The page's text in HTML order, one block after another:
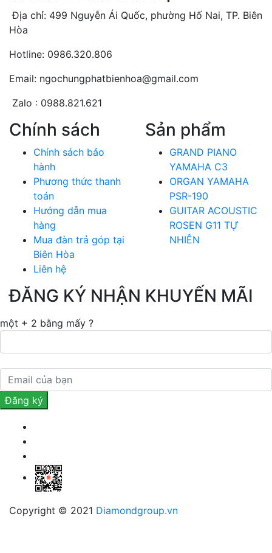
Địa chỉ: 499 Nguyễn Ái Quốc, phường Hố Nai, TP. Biên
Hòa
Hotline: 0986.320.806
Email: ngochungphatbienhoa@gmail.com
Zalo : 0988.821.621
Chính sách
Chính sách bảo
hành
Phương thức thanh
toán
Hướng dẫn mua
hàng
Mua đàn trả góp tại
Biên Hòa
Liên hệ
Sản phẩm
GRAND PIANO
YAMAHA C3
ORGAN YAMAHA
PSR-190
GUITAR ACOUSTIC
ROSEN G11 TỰ
NHIÊN
ĐĂNG KÝ NHẬN KHUYẾN MÃI
một + 2 bằng mấy ?
Copyright © 2021 Diamondgroup.vn